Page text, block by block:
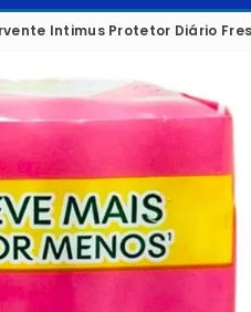
Intimus Protetor Diário